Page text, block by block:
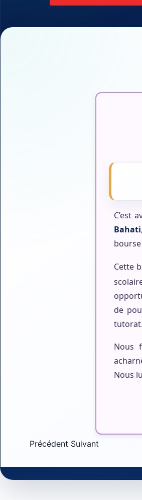
C’est
Bahati
bourse
Cette
de
tutorat.
Nous
Nous
Article précédent : Actu-slide
Précédent Article suivant :
Suivant